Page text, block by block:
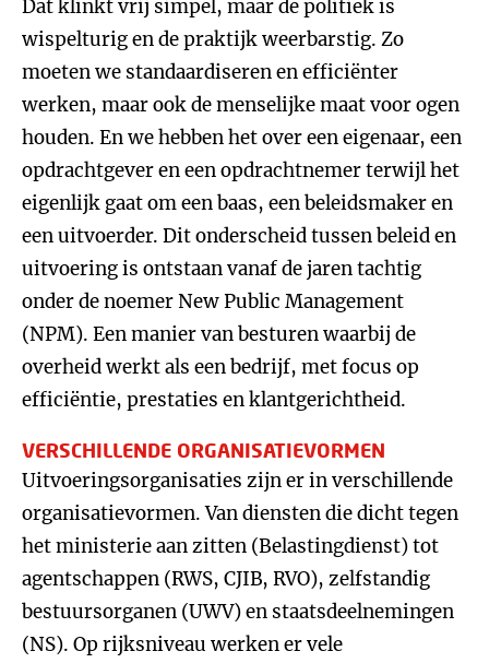
Dat klinkt vrij simpel, maar de politiek is
wispelturig en de praktijk weerbarstig. Zo
moeten we standaardiseren en efficiënter
werken, maar ook de menselijke maat voor ogen
houden. En we hebben het over een eigenaar, een
opdrachtgever en een opdrachtnemer terwijl het
eigenlijk gaat om een baas, een beleidsmaker en
een uitvoerder. Dit onderscheid tussen beleid en
uitvoering is ontstaan vanaf de jaren tachtig
onder de noemer New Public Management
(NPM). Een manier van besturen waarbij de
overheid werkt als een bedrijf, met focus op
efficiëntie, prestaties en klantgerichtheid.
VERSCHILLENDE ORGANISATIEVORMEN
Uitvoeringsorganisaties zijn er in verschillende
organisatievormen. Van diensten die dicht tegen
het ministerie aan zitten (Belastingdienst) tot
agentschappen (RWS, CJIB, RVO), zelfstandig
bestuursorganen (UWV) en staatsdeelnemingen
(NS). Op rijksniveau werken er vele